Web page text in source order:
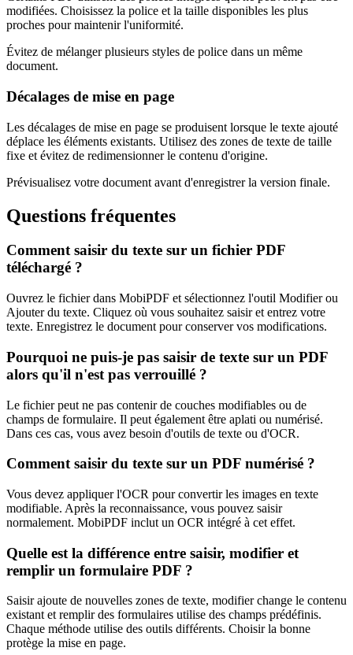
modifiées. Choisissez la police et la taille disponibles les plus
proches pour maintenir l'uniformité.
Évitez de mélanger plusieurs styles de police dans un même
document.
Décalages de mise en page
Les décalages de mise en page se produisent lorsque le texte ajouté
déplace les éléments existants. Utilisez des zones de texte de taille
fixe et évitez de redimensionner le contenu d'origine.
Prévisualisez votre document avant d'enregistrer la version finale.
Questions fréquentes
Comment saisir du texte sur un fichier PDF
téléchargé ?
Ouvrez le fichier dans MobiPDF et sélectionnez l'outil Modifier ou
Ajouter du texte. Cliquez où vous souhaitez saisir et entrez votre
texte. Enregistrez le document pour conserver vos modifications.
Pourquoi ne puis-je pas saisir de texte sur un PDF
alors qu'il n'est pas verrouillé ?
Le fichier peut ne pas contenir de couches modifiables ou de
champs de formulaire. Il peut également être aplati ou numérisé.
Dans ces cas, vous avez besoin d'outils de texte ou d'OCR.
Comment saisir du texte sur un PDF numérisé ?
Vous devez appliquer l'OCR pour convertir les images en texte
modifiable. Après la reconnaissance, vous pouvez saisir
normalement. MobiPDF inclut un OCR intégré à cet effet.
Quelle est la différence entre saisir, modifier et
remplir un formulaire PDF ?
Saisir ajoute de nouvelles zones de texte, modifier change le contenu
existant et remplir des formulaires utilise des champs prédéfinis.
Chaque méthode utilise des outils différents. Choisir la bonne
protège la mise en page.